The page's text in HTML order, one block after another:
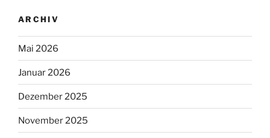
ARCHIV
Mai 2026
Januar 2026
Dezember 2025
November 2025